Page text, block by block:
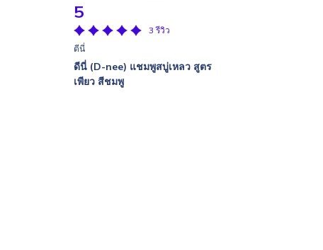
5
3 รีวิว
ดีนี่
ดีนี่ (D-nee) แชมพูสบู่เหลว สูตร
เพียว สีชมพู